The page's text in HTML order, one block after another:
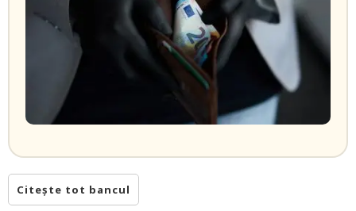
Citește tot bancul